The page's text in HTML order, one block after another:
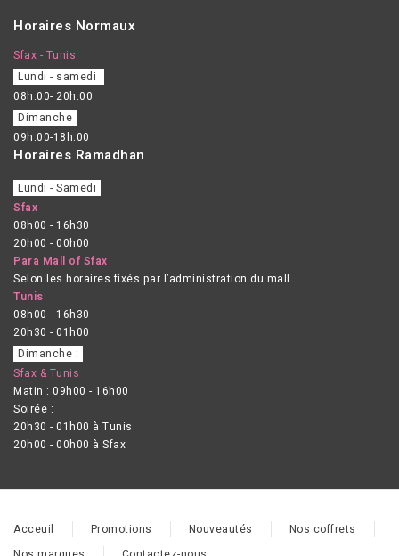
Horaires Normaux
Sfax - Tunis
Lundi - samedi
08h:00- 20h:00
Dimanche
09h:00-18h:00
Horaires Ramadhan
Lundi - Samedi
Sfax
08h00 - 16h30
20h00 - 00h00
Para Mall of Sfax
Selon les horaires fixés par l’administration du mall.
Tunis
08h00 - 16h30
20h30 - 01h00
Dimanche :
Sfax & Tunis
Matin : 09h00 - 16h00
Soirée :
20h30 - 01h00 à Tunis
20h00 - 00h00 à Sfax
Acceuil Promotions Nouveautés
Nos coffrets